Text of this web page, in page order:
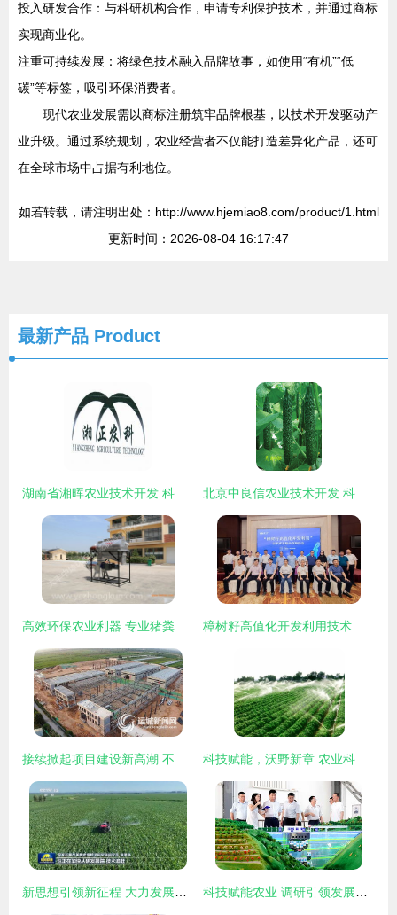
投入研发合作：与科研机构合作，申请专利保护技术，并通过商标
实现商业化。
注重可持续发展：将绿色技术融入品牌故事，如使用“有机”“低
碳”等标签，吸引环保消费者。
现代农业发展需以商标注册筑牢品牌根基，以技术开发驱动产
业升级。通过系统规划，农业经营者不仅能打造差异化产品，还可
在全球市场中占据有利地位。
如若转载，请注明出处：http://www.hjemiao8.com/product/1.html
更新时间：2026-08-04 16:17:47
最新产品 Product